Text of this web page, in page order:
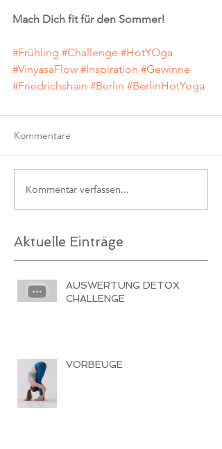
Mach Dich fit für den Sommer!
#Frühling #Challenge #HotYOga
#VinyasaFlow #Inspiration #Gewinne
#Friedrichshain #Berlin #BerlinHotYoga
Kommentare
Kommentar verfassen...
Aktuelle Einträge
AUSWERTUNG DETOX
CHALLENGE
VORBEUGE